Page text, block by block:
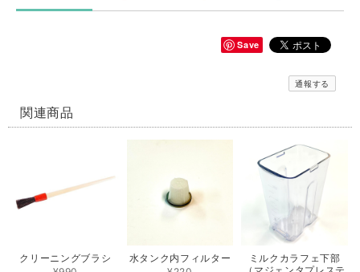
Save
通報する
関連商品
クリーニングブラシ
水タンク内フィルター
ミルクカラフェ下部